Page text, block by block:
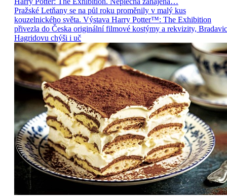
Pražské Letňany se na půl roku proměnily v malý kus
kouzelnického světa. Výstava Harry Potter™: The Exhibition
přivezla do Česka originální filmové kostýmy a rekvizity,
Hagridovu chýši i uč